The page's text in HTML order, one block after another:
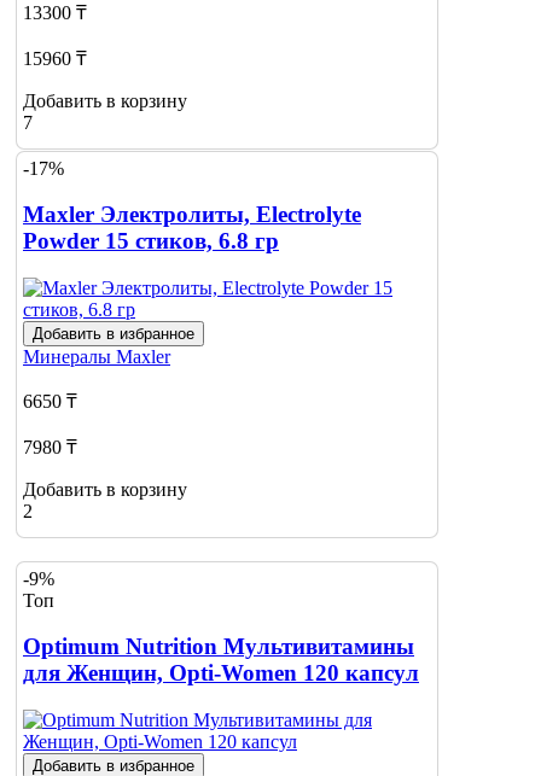
13300 ₸
15960 ₸
Добавить в корзину
7
-17%
Maxler Электролиты, Electrolyte
Powder 15 стиков, 6.8 гр
Добавить в избранное
Минералы Maxler
6650 ₸
7980 ₸
Добавить в корзину
2
-9%
Топ
Optimum Nutrition Мультивитамины
для Женщин, Opti-Women 120 капсул
Добавить в избранное